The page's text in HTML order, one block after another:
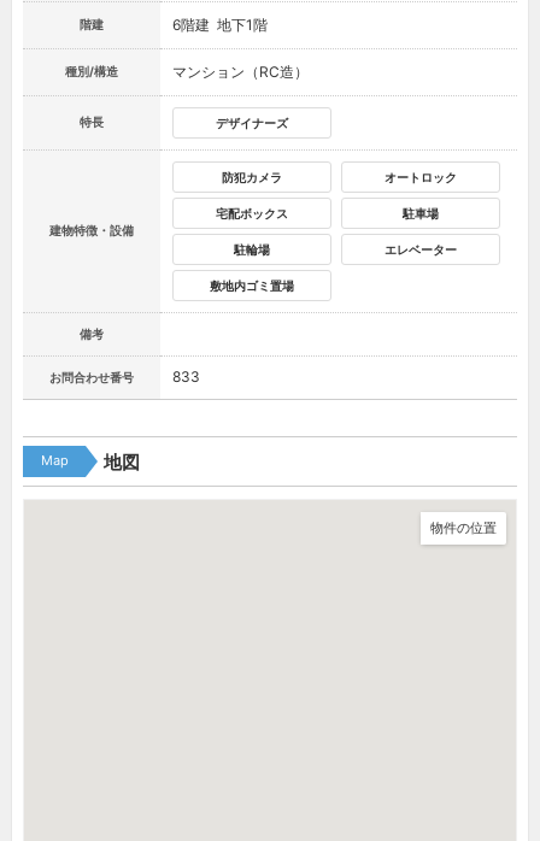
階建 6階建 地下1階
種別/構造 マンション（RC造）
特長 デザイナーズ
建物特徴・設備
防犯カメラ オートロック
宅配ボックス 駐車場
駐輪場 エレベーター
敷地内ゴミ置場
備考
お問合わせ番号 833
Map 地図
物件の位置